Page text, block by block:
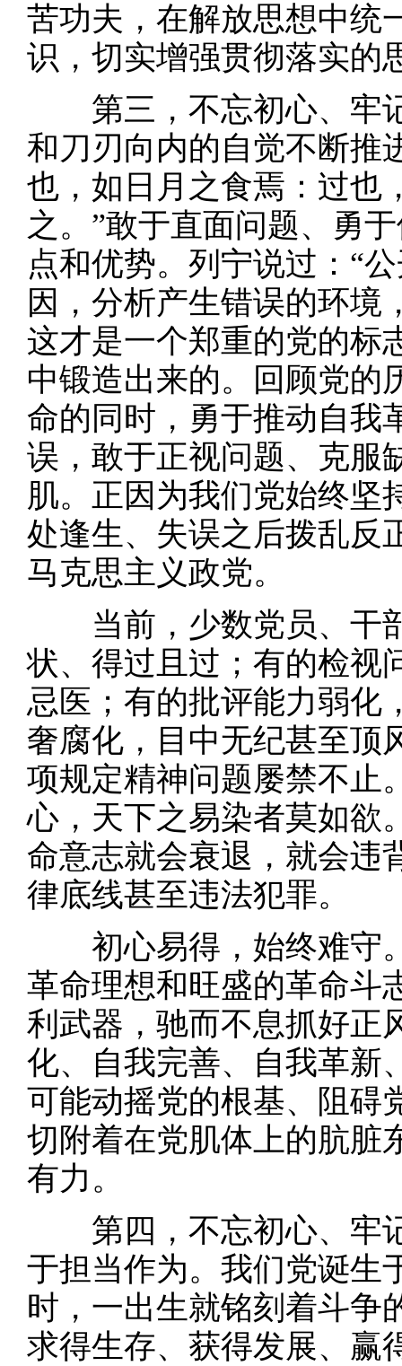
苦功夫，在解放思想中统
识，切实增强贯彻落实的
第三，不忘初心、牢
和刀刃向内的自觉不断推
也，如日月之食焉：过也
之。”敢于直面问题、勇
点和优势。列宁说过：“
因，分析产生错误的环
这才是一个郑重的党的标
中锻造出来的。回顾党的
命的同时，勇于推动自我
误，敢于正视问题、克服
肌。正因为我们党始终坚
处逢生、失误之后拨乱反
马克思主义政党。
当前，少数党员、干
状、得过且过；有的检视
忌医；有的批评能力弱化
奢腐化，目中无纪甚至顶
项规定精神问题屡禁不止
心，天下之易染者莫如欲
命意志就会衰退，就会违
律底线甚至违法犯罪。
初心易得，始终难守
革命理想和旺盛的革命斗
利武器，驰而不息抓好正
化、自我完善、自我革新
可能动摇党的根基、阻碍
切附着在党肌体上的肮脏
有力。
第四，不忘初心、牢
于担当作为。我们党诞生
时，一出生就铭刻着斗争
求得生存、获得发展、赢